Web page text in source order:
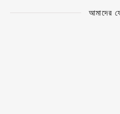
আমাদের